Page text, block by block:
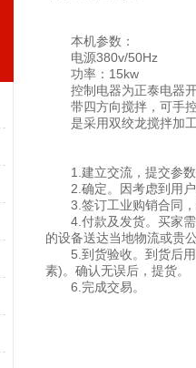
本机参数：
电源380v/50Hz
功率：15kw
控制电器为正泰电器
带四方向搅拌，可手
是采用双绞龙搅拌加工
1.建立交流，提交参数
2.确定。因考虑到用户
3.签订工业购销合同，
4.付款及发货。买家需
的设备送达当地物流或贵公
5.到货验收。到货后用
素)。确认无误后，提货。
6.完成交易。